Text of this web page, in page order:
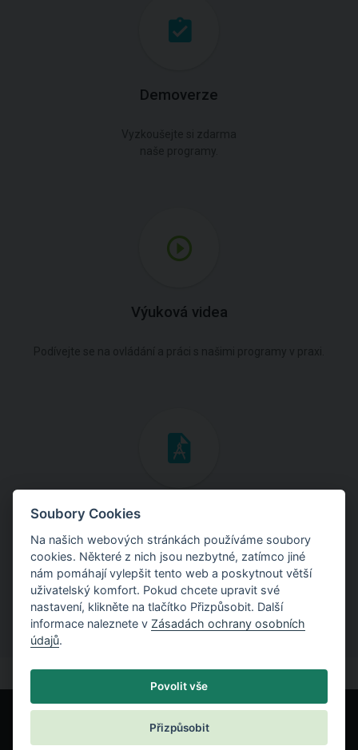
Demoverze
Výuková videa
Inženýrské manuály
Stáhněte si manuály s teoretickými i praktickými ukázkami
použití programů.
Soubory Cookies
Na našich webových stránkách používáme soubory
cookies. Některé z nich jsou nezbytné, zatímco jiné
nám pomáhají vylepšit tento web a poskytnout větší
uživatelský komfort. Pokud chcete upravit své
nastavení, klikněte na tlačítko Přizpůsobit. Další
informace naleznete v Zásadách ochrany osobních
údajů.
Povolit vše
Přizpůsobit